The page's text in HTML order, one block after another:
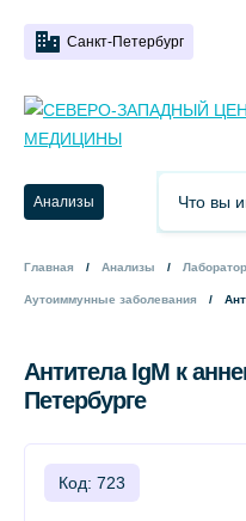
Санкт-Петербург
Анализы
Главная Анализы
Аутоиммунные заболевания
Антитела IgM к
Петербурге
Код: 723